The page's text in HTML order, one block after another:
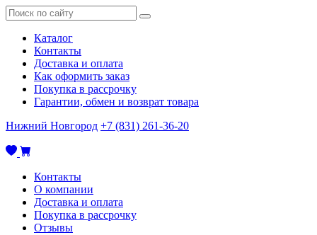
Каталог
Контакты
Доставка и оплата
Как оформить заказ
Покупка в рассрочку
Гарантии, обмен и возврат товара
Нижний Новгород +7 (831) 261-36-20
Контакты
О компании
Доставка и оплата
Покупка в рассрочку
Отзывы